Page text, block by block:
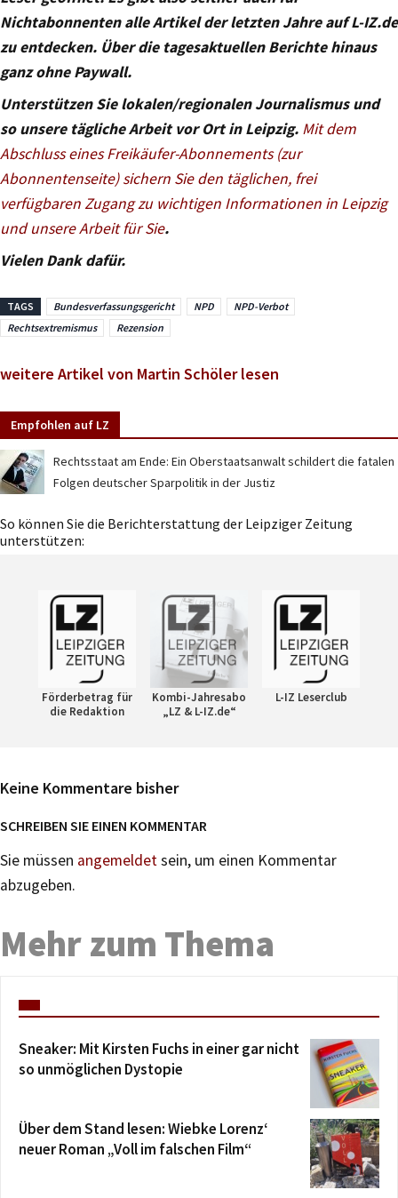
Nichtabonnenten alle Artikel der letzten Jahre auf L-IZ.de
zu entdecken. Über die tagesaktuellen Berichte hinaus
ganz ohne Paywall.
Unterstützen Sie lokalen/regionalen Journalismus und
so unsere tägliche Arbeit vor Ort in Leipzig. Mit dem
Abschluss eines Freikäufer-Abonnements (zur
Abonnentenseite) sichern Sie den täglichen, frei
verfügbaren Zugang zu wichtigen Informationen in Leipzig
und unsere Arbeit für Sie.
Vielen Dank dafür.
TAGS Bundesverfassungsgericht NPD
NPD-Verbot
Rechtsextremismus
Rezension
weitere Artikel von Martin Schöler lesen
Empfohlen auf LZ
Rechtsstaat am Ende: Ein Oberstaatsanwalt schildert die fatalen
Folgen deutscher Sparpolitik in der Justiz
So können Sie die Berichterstattung der Leipziger Zeitung
unterstützen:
Förderbetrag für
die Redaktion
Kombi-Jahresabo
„LZ & L-IZ.de“
L-IZ Leserclub
Keine Kommentare bisher
SCHREIBEN SIE EINEN KOMMENTAR
Sie müssen angemeldetsein, um einen Kommentar
abzugeben.
Mehr zum Thema
Sneaker: Mit Kirsten Fuchs in einer gar nicht
so unmöglichen Dystopie
Über dem Stand lesen: Wiebke Lorenz‘
neuer Roman „Voll im falschen Film“